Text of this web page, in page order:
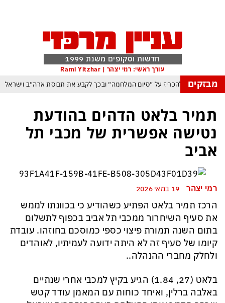
חדשות וסקופים משנת 1999
עורך ראשי: רמי יצהר | Rami Yitzhar
מבזקים
וטראמפ שוקל להכריז על ״סיום המלחמה״ ובכך לקבע את תבוסת ארה״ב וישראל
בן סלמן ופקיסטן נחתמה בקריאה לעולם המוסלמי כולו להתאחד נגד ישראל
משבר האקלים הפך איום ממשי מיידי על מיליארדי בני אדם
משבר האקלים הגיע עד לכור הגרעיני – והונגריה קיבלה הצצה מפחידה לעתיד
הגרעינית חותמות על הסכם הגנה המשנה מהיסוד את מאזן הכוחות באזורנו
חסר החשיבות מדגישה את התגברות החוליגניזם הפראי בכדורגל הישראלי
תמיר בלאט הדהים בהודעת
נטישה אפשרית של מכבי תל
אביב
רמי יצהר
הרכז תמיר בלאט הפתיע כשהודיע כי בכוונתו לממש
את סעיף השיחרור ממכבי תל אביב בכפוף לתשלום
בתום השנה תמורת פיצוי כספי כמוסכם בחוזהו. עובדת
קיומו של סעיף זה לא היתה ידועה לעמיתיו, לאוהדים
ולחלק מחברי ההנהלה..
בלאט (27, 1.84) הגיע בקיץ למכבי אחרי שנתיים
באלבה ברלין, ואיחד כוחות עם המאמן עודד קטש